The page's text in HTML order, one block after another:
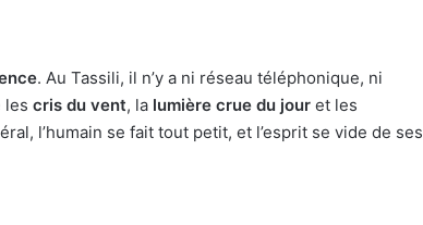
. Au Tassili, il n’y a ni réseau téléphonique, ni
les cris du vent, la lumière crue du jour et les
l’humain se fait tout petit, et l’esprit se vide de ses